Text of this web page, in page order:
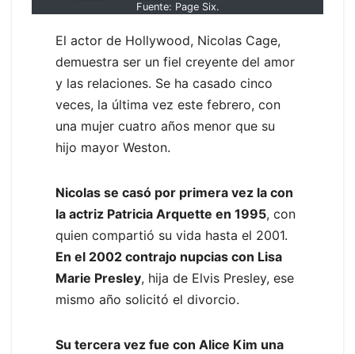
Fuente: Page Six.
El actor de Hollywood, Nicolas Cage,
demuestra ser un fiel creyente del amor
y las relaciones. Se ha casado cinco
veces, la última vez este febrero, con
una mujer cuatro años menor que su
hijo mayor Weston.
Nicolas se casó por primera vez la con
la actriz Patricia Arquette en 1995, con
quien compartió su vida hasta el 2001.
En el 2002 contrajo nupcias con Lisa
Marie Presley, hija de Elvis Presley, ese
mismo año solicitó el divorcio.
Su tercera vez fue con Alice Kim una